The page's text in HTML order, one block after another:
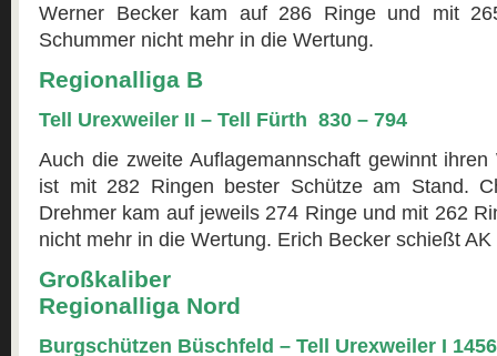
Werner Becker kam auf 286 Ringe und mit
Schummer nicht mehr in die Wertung.
Regionalliga B
Tell Urexweiler II – Tell Fürth 830 – 794
Auch die zweite Auflagemannschaft gewinnt
ist mit 282 Ringen bester Schütze am Stand.
Drehmer kam auf jeweils 274 Ringe und mit 262
nicht mehr in die Wertung. Erich Becker schießt
Großkaliber
Regionalliga Nord
Burgschützen Büschfeld – Tell Urexweiler I